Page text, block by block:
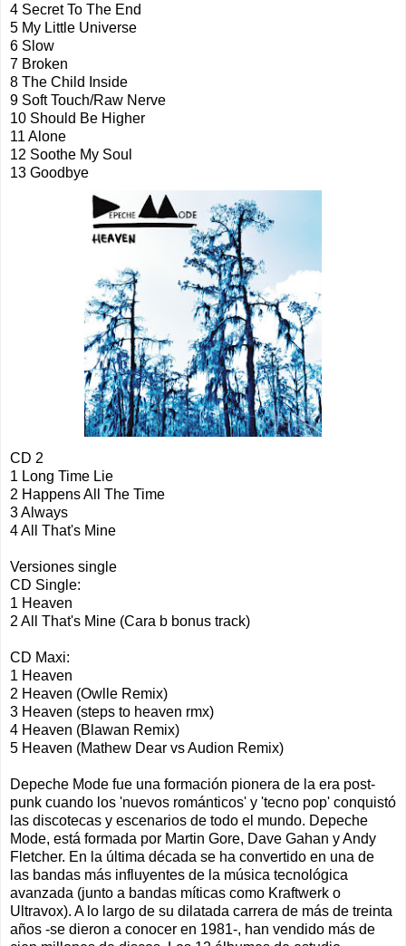
4 Secret To The End
5 My Little Universe
6 Slow
7 Broken
8 The Child Inside
9 Soft Touch/Raw Nerve
10 Should Be Higher
11 Alone
12 Soothe My Soul
13 Goodbye
CD 2
1 Long Time Lie
2 Happens All The Time
3 Always
4 All That's Mine
Versiones single
CD Single:
1 Heaven
2 All That's Mine (Cara b bonus track)
CD Maxi:
1 Heaven
2 Heaven (Owlle Remix)
3 Heaven (steps to heaven rmx)
4 Heaven (Blawan Remix)
5 Heaven (Mathew Dear vs Audion Remix)
Depeche Mode fue una formación pionera de la era post-
punk cuando los 'nuevos románticos' y 'tecno pop' conquistó
las discotecas y escenarios de todo el mundo. Depeche
Mode, está formada por Martin Gore, Dave Gahan y Andy
Fletcher. En la última década se ha convertido en una de
las bandas más influyentes de la música tecnológica
avanzada (junto a bandas míticas como Kraftwerk o
Ultravox). A lo largo de su dilatada carrera de más de treinta
años -se dieron a conocer en 1981-, han vendido más de